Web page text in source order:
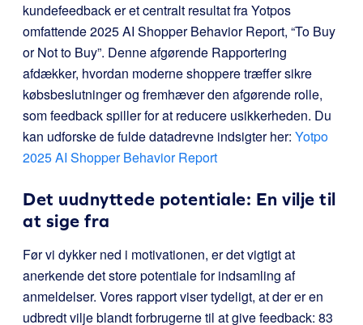
kundefeedback er et centralt resultat fra Yotpos
omfattende 2025 AI Shopper Behavior Report, “To Buy
or Not to Buy”. Denne afgørende Rapportering
afdækker, hvordan moderne shoppere træffer sikre
købsbeslutninger og fremhæver den afgørende rolle,
som feedback spiller for at reducere usikkerheden. Du
kan udforske de fulde datadrevne indsigter her: Yotpo
2025 AI Shopper Behavior Report
Det uudnyttede potentiale: En vilje til
at sige fra
Før vi dykker ned i motivationen, er det vigtigt at
anerkende det store potentiale for indsamling af
anmeldelser. Vores rapport viser tydeligt, at der er en
udbredt vilje blandt forbrugerne til at give feedback: 83